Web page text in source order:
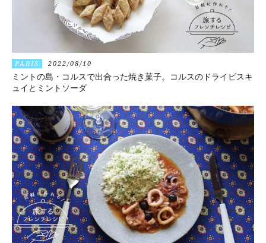
PARIS 2022/08/10
ミントの島・コルスで出合った焼き菓子。コルスのドライビスキ
ュイとミントソーダ